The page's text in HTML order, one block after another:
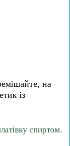
на
із
спиртом.